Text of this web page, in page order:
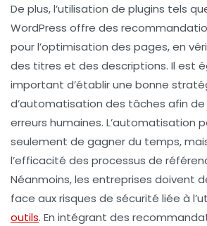
De plus, l’utilisation de plugins tels
WordPress offre des
pour l’optimisation des pages, en
des titres et des descriptions. Il est
important d’établir une bonne
d’automatisation des tâches afin de
erreurs humaines. L’automatisation
seulement de gagner du temps,
l’efficacité des processus de
Néanmoins, les entreprises doivent
face aux risques de sécurité liée à
outils. En intégrant des